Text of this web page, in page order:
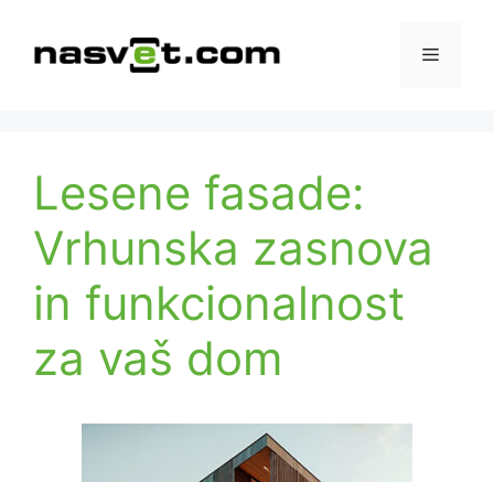
content
Menu
Lesene fasade:
Vrhunska zasnova
in funkcionalnost
za vaš dom